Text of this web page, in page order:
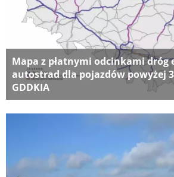
Mapa z płatnymi odcinkami dróg
autostrad dla pojazdów powyżej
GDDKIA